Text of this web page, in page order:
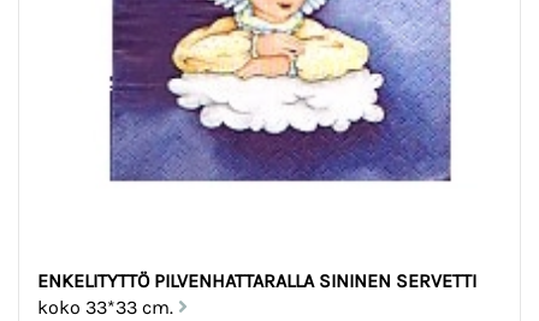
ENKELITYTTÖ PILVENHATTARALLA SININEN SERVETTI
koko 33*33 cm.